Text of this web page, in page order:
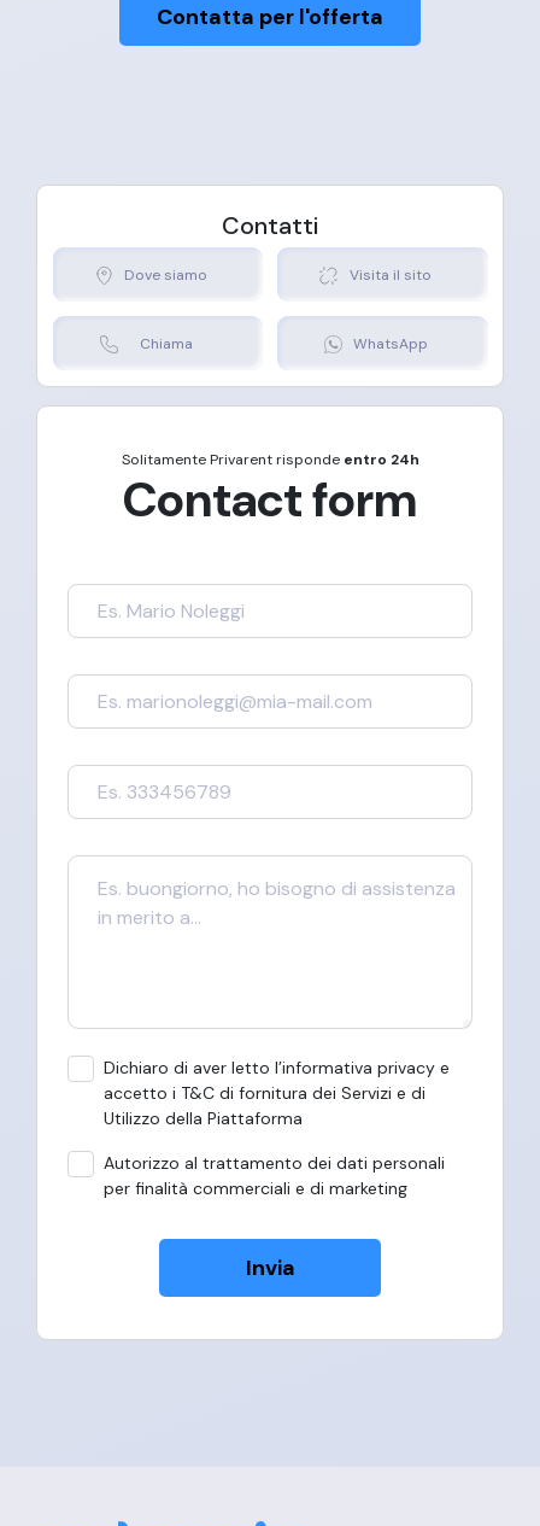
Manutenzione
Copertura
Assicurativa
Contatta per l'offerta
Contatti
Dove siamo Visita il sito
Chiama WhatsApp
SolitamentePrivarentrisponde entro 24h
Contact form
Dichiaro di aver letto l’informativa privacy e
accetto i T&C di fornitura dei Servizi e di
Utilizzo della Piattaforma
Autorizzo al trattamento dei dati personali
per finalità commerciali e di marketing
Invia